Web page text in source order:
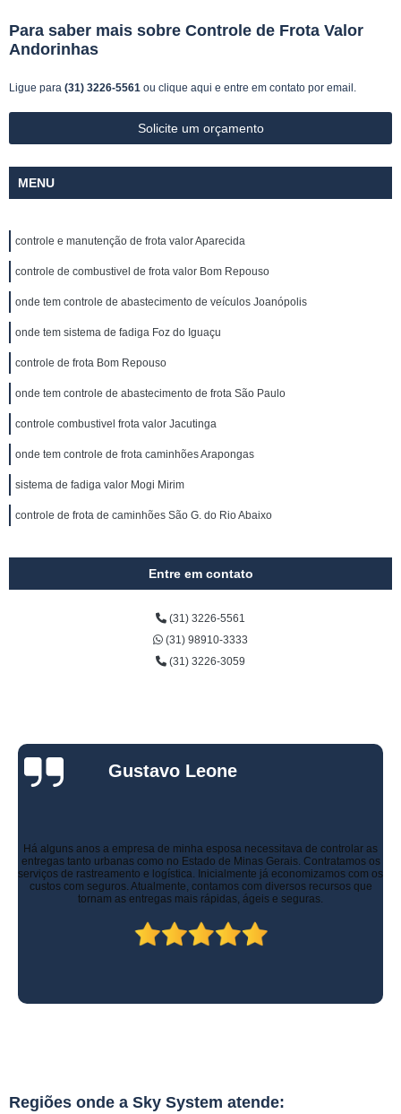
Para saber mais sobre Controle de Frota Valor
Andorinhas
Ligue para (31) 3226-5561 ou clique aqui e entre em contato por email.
Solicite um orçamento
MENU
controle e manutenção de frota valor Aparecida
controle de combustivel de frota valor Bom Repouso
onde tem controle de abastecimento de veículos Joanópolis
onde tem sistema de fadiga Foz do Iguaçu
controle de frota Bom Repouso
onde tem controle de abastecimento de frota São Paulo
controle combustivel frota valor Jacutinga
onde tem controle de frota caminhões Arapongas
sistema de fadiga valor Mogi Mirim
controle de frota de caminhões São G. do Rio Abaixo
Entre em contato
(31) 3226-5561
(31) 98910-3333
(31) 3226-3059
Gustavo Leone
Há alguns anos a empresa de minha esposa necessitava de controlar as
entregas tanto urbanas como no Estado de Minas Gerais. Contratamos os
serviços de rastreamento e logística. Inicialmente já economizamos com os
custos com seguros. Atualmente, contamos com diversos recursos que
tornam as entregas mais rápidas, ágeis e seguras.
Regiões onde a Sky System atende: